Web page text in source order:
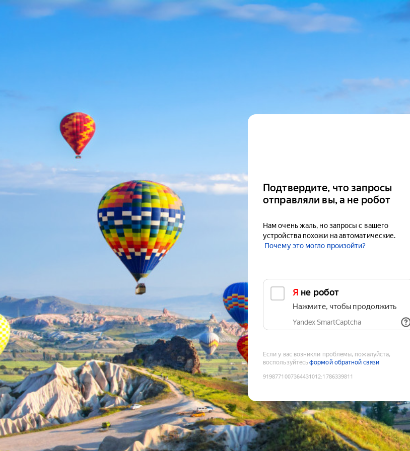
Подтвердите, что запросы
отправляли вы, а не робот
Нам очень жаль, но запросы с вашего
устройства похожи на автоматические.
Почему это могло произойти?
Я не робот
Нажмите, чтобы продолжить
Yandex SmartCaptcha
Если у вас возникли проблемы, пожалуйста,
воспользуйтесьформой обратной связи
9198771007364431012:1786339811